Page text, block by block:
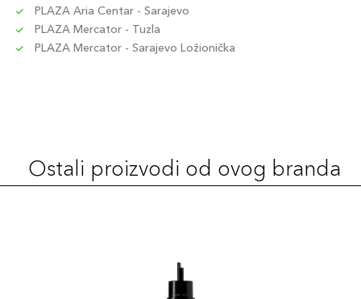
PLAZA Aria Centar - Sarajevo
PLAZA Mercator - Tuzla
PLAZA Mercator - Sarajevo Ložionička
Ostali proizvodi od ovog branda